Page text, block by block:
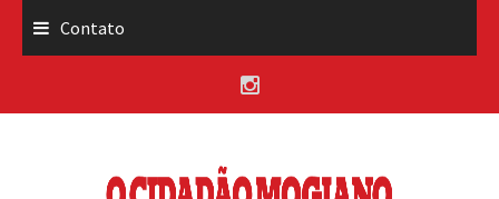
Contato